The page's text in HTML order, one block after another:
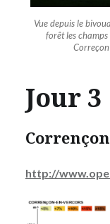
Vue depuis le
forêt les
Correçon
Jour 3
http://